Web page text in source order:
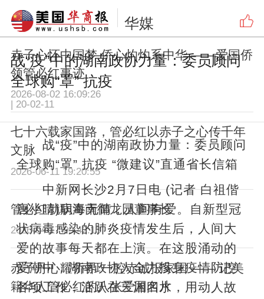
华媒
战“疫”中的湖南政协力量：委员顾问
全球购“罩” 抗疫
| 20-02-11
战“疫”中的湖南政协力量：委员顾问
全球购“罩” 抗疫 “微建议”直通省长信箱
中新网长沙2月7日电 (记者 白祖偕
唐小晴)病毒无情，人间有爱。自新型冠
状病毒感染的肺炎疫情发生后，人间大
爱的故事每天都在上演。在这股涌动的
爱潮中，湖南政协人全力投身疫情防控
各项工作，活跃在三湘四水，用动人故
更多推荐
赤子心怀中国梦 侨心灼灼系中华 ——爱国侨
领管必红事迹
2026-08-02 16:09:26
七十六载家国路，管必红以赤子之心传千年
文脉
2026-06-11 19:20:55
管必红就职海南御龙园董事长
2026-04-17 09:42:13
赤子丹心耀侨界 一腔赤诚报家国 —— 记美
籍华人管必红的八张爱国名片